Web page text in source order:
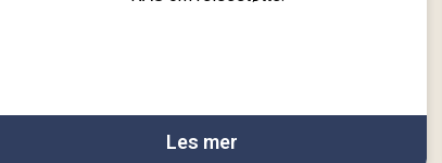
Les mer